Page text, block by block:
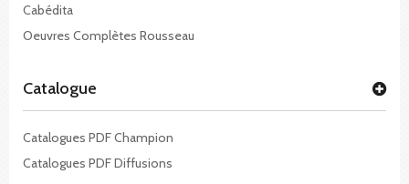
Cabédita
Oeuvres Complètes Rousseau
Catalogue
Catalogues PDF Champion
Catalogues PDF Diffusions